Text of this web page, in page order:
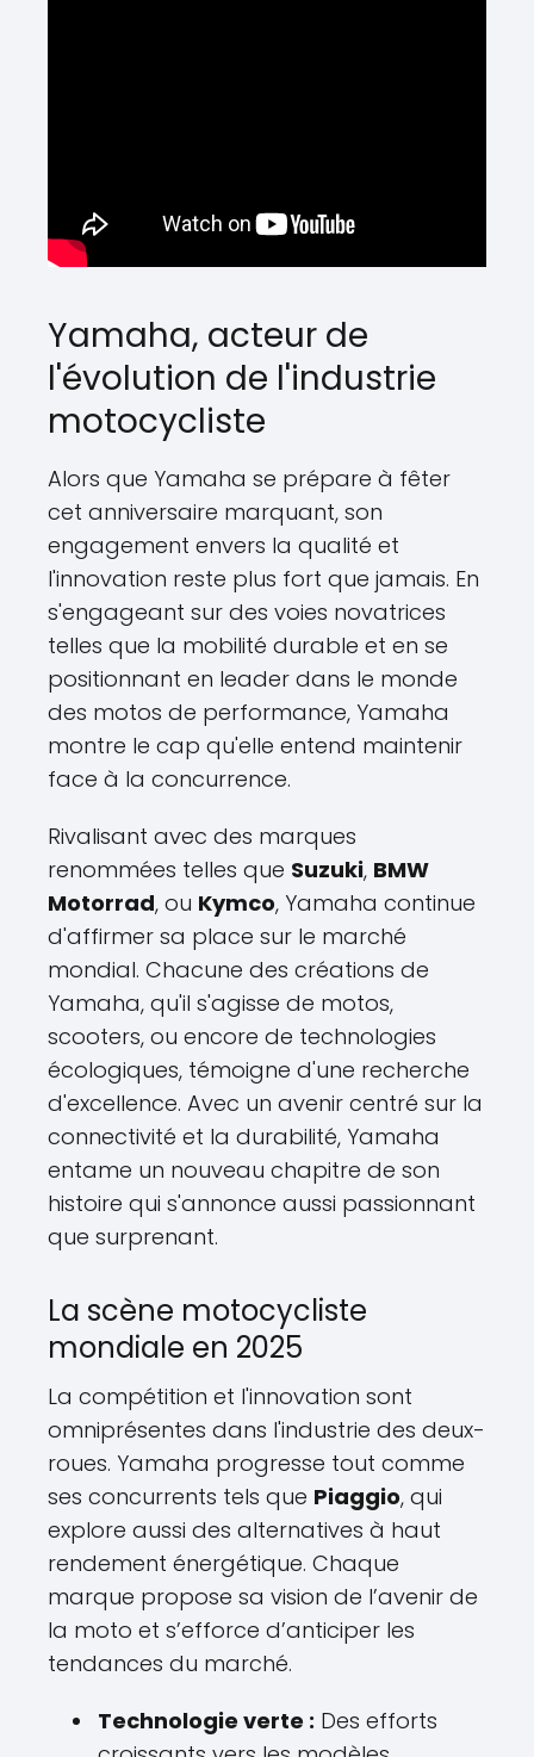
Yamaha, acteur de
l'évolution de l'industrie
motocycliste
Alors que Yamaha se prépare à fêter
cet anniversaire marquant, son
engagement envers la qualité et
l'innovation reste plus fort que jamais. En
s'engageant sur des voies novatrices
telles que la mobilité durable et en se
positionnant en leader dans le monde
des motos de performance, Yamaha
montre le cap qu'elle entend maintenir
face à la concurrence.
Rivalisant avec des marques
renommées telles que Suzuki, BMW
Motorrad, ou Kymco, Yamaha continue
d'affirmer sa place sur le marché
mondial. Chacune des créations de
Yamaha, qu'il s'agisse de motos,
scooters, ou encore de technologies
écologiques, témoigne d'une recherche
d'excellence. Avec un avenir centré sur la
connectivité et la durabilité, Yamaha
entame un nouveau chapitre de son
histoire qui s'annonce aussi passionnant
que surprenant.
La scène motocycliste
mondiale en 2025
La compétition et l'innovation sont
omniprésentes dans l'industrie des deux-
roues. Yamaha progresse tout comme
ses concurrents tels que Piaggio, qui
explore aussi des alternatives à haut
rendement énergétique. Chaque
marque propose sa vision de l’avenir de
la moto et s’efforce d’anticiper les
tendances du marché.
Technologie verte : Des efforts